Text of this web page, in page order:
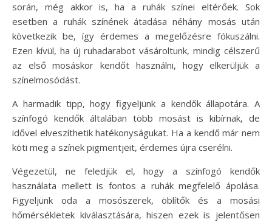
során, még akkor is, ha a ruhák színei eltérőek. Sok
esetben a ruhák színének átadása néhány mosás után
következik be, így érdemes a megelőzésre fókuszálni.
Ezen kívül, ha új ruhadarabot vásároltunk, mindig célszerű
az első mosáskor kendőt használni, hogy elkerüljük a
színelmosódást.
A harmadik tipp, hogy figyeljünk a kendők állapotára. A
színfogó kendők általában több mosást is kibírnak, de
idővel elveszíthetik hatékonyságukat. Ha a kendő már nem
köti meg a színek pigmentjeit, érdemes újra cserélni.
Végezetül, ne feledjük el, hogy a színfogó kendők
használata mellett is fontos a ruhák megfelelő ápolása.
Figyeljünk oda a mosószerek, öblítők és a mosási
hőmérsékletek kiválasztására, hiszen ezek is jelentősen